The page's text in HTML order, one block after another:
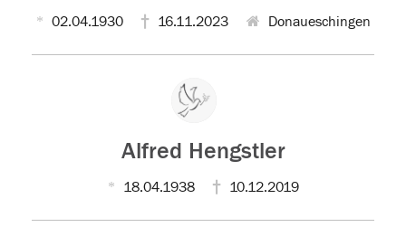
02.04.1930 16.11.2023 Donaueschingen
Alfred Hengstler
18.04.1938 10.12.2019